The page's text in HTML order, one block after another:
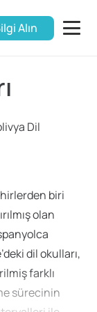
Alın
Dil
biri
olan
dil okulları,
farklı
sürecinin